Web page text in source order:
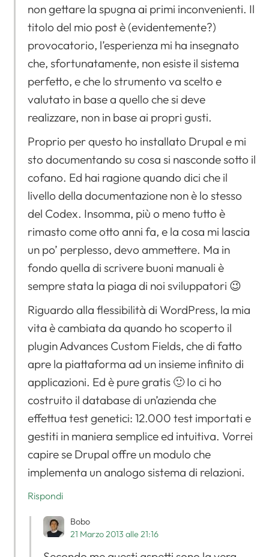
non gettare la spugna ai primi inconvenienti. Il
titolo del mio post è (evidentemente?)
provocatorio, l’esperienza mi ha insegnato
che, sfortunatamente, non esiste il sistema
perfetto, e che lo strumento va scelto e
valutato in base a quello che si deve
realizzare, non in base ai propri gusti.
Proprio per questo ho installato Drupal e mi
sto documentando su cosa si nasconde sotto il
cofano. Ed hai ragione quando dici che il
livello della documentazione non è lo stesso
del Codex. Insomma, più o meno tutto è
rimasto come otto anni fa, e la cosa mi lascia
un po’ perplesso, devo ammettere. Ma in
fondo quella di scrivere buoni manuali è
sempre stata la piaga di noi sviluppatori 😉
Riguardo alla flessibilità di WordPress, la mia
vita è cambiata da quando ho scoperto il
plugin Advances Custom Fields, che di fatto
apre la piattaforma ad un insieme infinito di
applicazioni. Ed è pure gratis 🙂 Io ci ho
costruito il database di un’azienda che
effettua test genetici: 12.000 test importati e
gestiti in maniera semplice ed intuitiva. Vorrei
capire se Drupal offre un modulo che
implementa un analogo sistema di relazioni.
Rispondi
Bobo
21 Marzo 2013 alle 21:16